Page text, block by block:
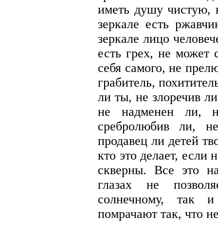
иметь душу чистую,
зеркале есть
зеркале лицо
есть грех, не может
себя самого, не
грабитель,
ли ты, не злоречив
не надменен ли,
сребролюбив ли,
продавец ли детей
кто это делает, если
скверны. Все это
глазах не
солнечному, так
помрачают так, что